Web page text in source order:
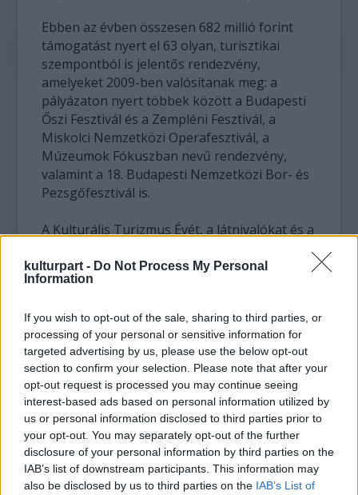
kulturpart - Do Not Process My Personal
Information
If you wish to opt-out of the sale, sharing to third parties, or
processing of your personal or sensitive information for
targeted advertising by us, please use the below opt-out
section to confirm your selection. Please note that after your
opt-out request is processed you may continue seeing
interest-based ads based on personal information utilized by
us or personal information disclosed to third parties prior to
your opt-out. You may separately opt-out of the further
disclosure of your personal information by third parties on the
IAB’s list of downstream participants. This information may
also be disclosed by us to third parties on the IAB’s List of
Ebben az évben összesen 682 millió forint
támogatást nyert el 63 olyan, turisztikai
szempontból is jelentős rendezvény,
amelyeket 2009-ben valósítanak meg: a
pályázaton nyert többek között a Budapesti
Őszi Fesztivál és a Zempléni Fesztivál, a
Miskolci Nemzetközi Operafesztivál, a
Múzeumok Fókuszban nevű rendezvény,
valamint a 18. Budapesti Nemzetközi Bor- és
Pezsgőfesztivál is.
A Kulturális Turizmus Évét, a látnivalókat és a
programokat külföldön is hirdetni fogják, így
nemcsak a magyarok, de a külföldiek is
jobban megismerkedhetnek Magyarország
szálláskedvezmények, például három éjszaka
foglalása esetén csak kettőt kell majd
kifizetni, illetve lesz hármat fizet négyet kap
akció is. 2009-ben a Magyar Turizmus Zrt.
arra ösztönzi majd a szállodákat, hogy
kulturális ajánlatokat tartalmazó csomagokat
is biztosítsanak a vendégeknek.
A kampányév fő témáit a fesztiválok és
kulturális rendezvények, a városlátogató